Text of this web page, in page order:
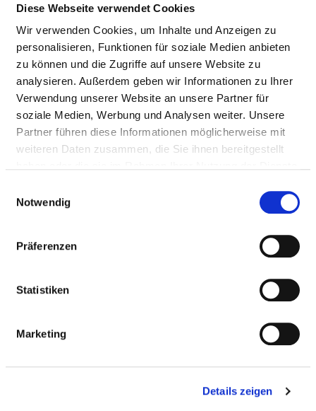
Diese Webseite verwendet Cookies
Wir verwenden Cookies, um Inhalte und Anzeigen zu
personalisieren, Funktionen für soziale Medien anbieten
zu können und die Zugriffe auf unsere Website zu
analysieren. Außerdem geben wir Informationen zu Ihrer
Verwendung unserer Website an unsere Partner für
soziale Medien, Werbung und Analysen weiter. Unsere
Partner führen diese Informationen möglicherweise mit
weiteren Daten zusammen, die Sie ihnen bereitgestellt
Notwendig
Präferenzen
Statistiken
Marketing
Details zeigen
53840 Troisdorf
Phone:02241-801-352
Fax: 02241-801-355
Mail:ed.frodsiort-nekinilk-ofg@eigrurihc
With emergency ambulance
Approach
https://kliniken-troisdorf.gfo-online.de